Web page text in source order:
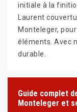
initiale à la
Laurent
Monteleger,
éléments. Avec
durable.
Guide complet
Monteleger et